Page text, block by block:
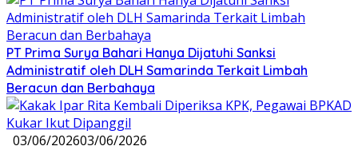
PT Prima Surya Bahari Hanya Dijatuhi Sanksi
Administratif oleh DLH Samarinda Terkait Limbah
Beracun dan Berbahaya
03/06/202603/06/2026